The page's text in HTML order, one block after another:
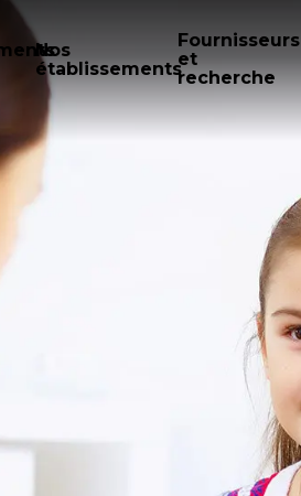
Nos
établissements
Fournisseurs
et
recherche